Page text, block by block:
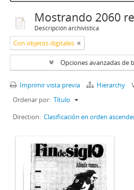
Mostrando 2060
Descripción archivística
Con objetos digitales
Opciones avanzadas de
Imprimir vista previa Hierarchy
Ordenar por: Título
Direction: Clasificación en orden